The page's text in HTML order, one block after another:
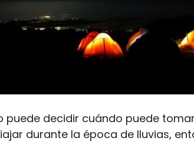
puede decidir cuándo puede
durante la época de lluvias,